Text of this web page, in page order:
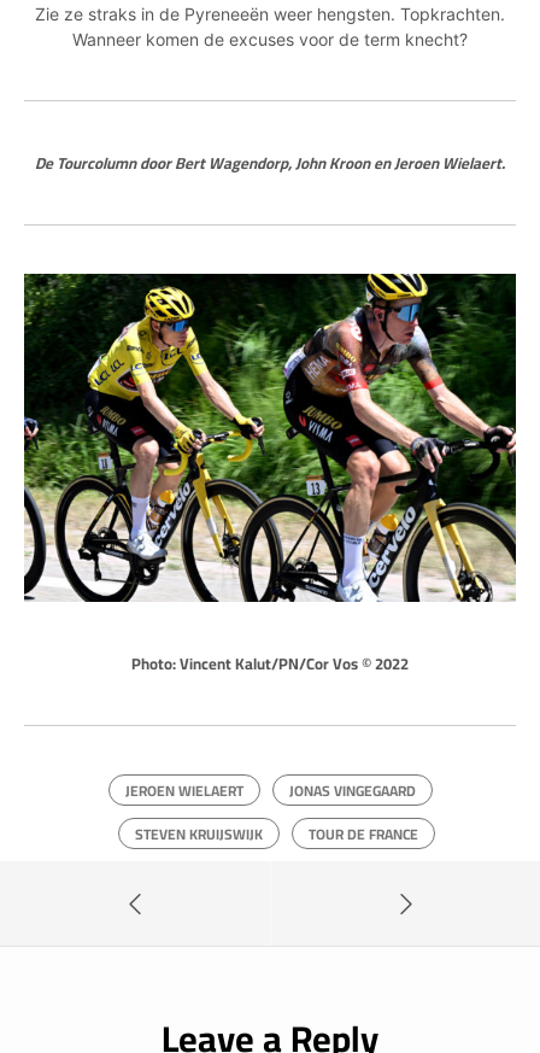
Zie ze straks in de Pyreneeën weer hengsten. Topkrachten.
Wanneer komen de excuses voor de term knecht?
De Tourcolumn door Bert Wagendorp, John Kroon en Jeroen Wielaert.
Photo: Vincent Kalut/PN/Cor Vos © 2022
JEROEN WIELAERT
JONAS VINGEGAARD
STEVEN KRUIJSWIJK
TOUR DE FRANCE
Leave a Reply